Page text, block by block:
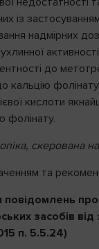
із
надмірних
до
кальцію
кислоти
фолінату.
скерована на
та
про
засобів
п. 5.5.24)